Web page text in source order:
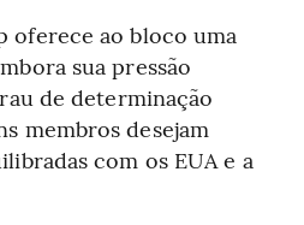
oferece ao bloco uma
sua pressão
de determinação
membros desejam
com os EUA e a